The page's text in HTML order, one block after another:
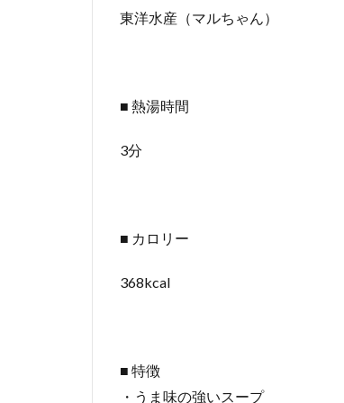
東洋水産（マルちゃん）
■ 熱湯時間
3分
■ カロリー
368kcal
■ 特徴
・うま味の強いスープ